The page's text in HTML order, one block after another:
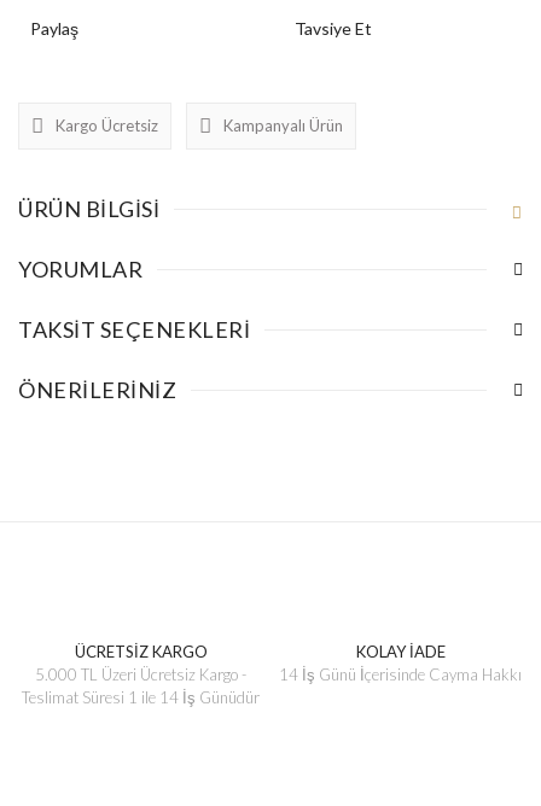
Paylaş Tavsiye Et
Kargo Ücretsiz Kampanyalı Ürün
ÜRÜN BILGISI
YORUMLAR
TAKSIT SEÇENEKLERI
ÖNERILERINIZ
ÜCRETSİZ KARGO
5.000 TL Üzeri Ücretsiz Kargo -
Teslimat Süresi 1 ile 14 İş Günüdür
KOLAY İADE
14 İş Günü İçerisinde Cayma Hakkı